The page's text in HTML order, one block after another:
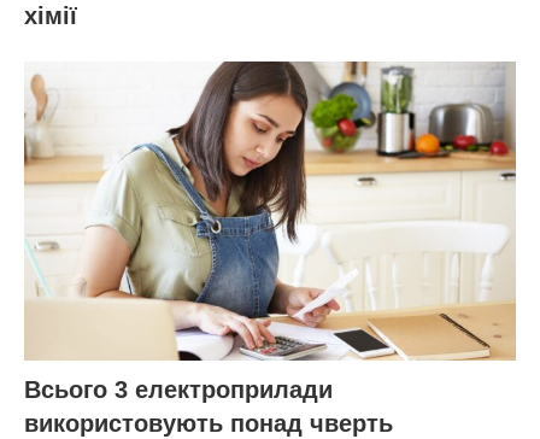
хімії
Всього 3 електроприлади
використовують понад чверть